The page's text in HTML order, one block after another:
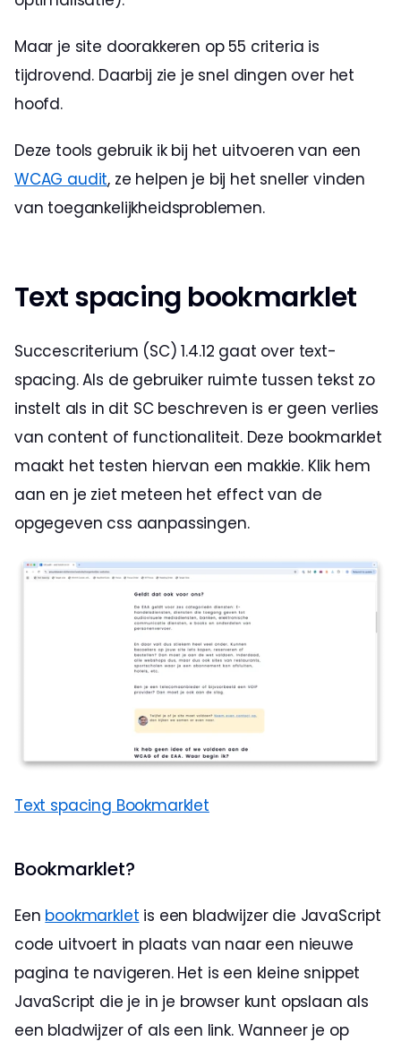
Maar je site doorakkeren op 55 criteria is
tijdrovend. Daarbij zie je snel dingen over het
hoofd.
WCAG audit, ze helpen je bij het sneller vinden
van toegankelijkheidsproblemen.
Text spacing bookmarklet
Succescriterium (SC) 1.4.12 gaat over text-
spacing. Als de gebruiker ruimte tussen tekst zo
instelt als in dit SC beschreven is er geen verlies
van content of functionaliteit. Deze bookmarklet
maakt het testen hiervan een makkie. Klik hem
aan en je ziet meteen het effect van de
opgegeven css aanpassingen.
Text spacing Bookmarklet
Bookmarklet?
Een bookmarklet is een bladwijzer die JavaScript
code uitvoert in plaats van naar een nieuwe
pagina te navigeren. Het is een kleine snippet
JavaScript die je in je browser kunt opslaan als
een bladwijzer of als een link. Wanneer je op